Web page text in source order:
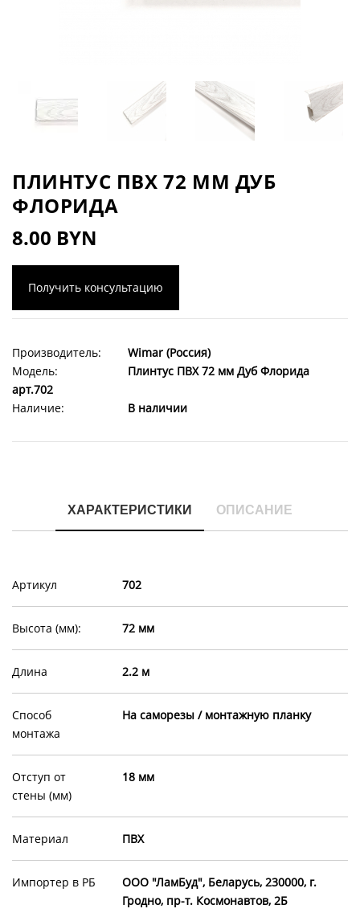
ПЛИНТУС ПВХ 72 ММ ДУБ
ФЛОРИДА
8.00 BYN
Получить консультацию
Производитель:
Wimar (Россия)
Модель:
Плинтус ПВХ 72 мм Дуб Флорида
арт.702
Наличие:
В наличии
ХАРАКТЕРИСТИКИ ОПИСАНИЕ
Артикул 702
Высота (мм): 72 мм
Длина 2.2 м
Способ
монтажа
На саморезы / монтажную планку
Отступ от
стены (мм)
18 мм
Материал ПВХ
Импортер в РБ
ООО "ЛамБуд", Беларусь, 230000, г.
Гродно, пр-т. Космонавтов, 2Б